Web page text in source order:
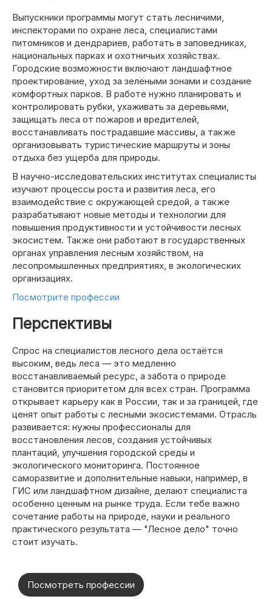
Выпускники программы могут стать лесничими,
инспекторами по охране леса, специалистами
питомников и дендрариев, работать в заповедниках,
национальных парках и охотничьих хозяйствах.
Городские возможности включают ландшафтное
проектирование, уход за зелёными зонами и создание
комфортных парков. В работе нужно планировать и
контролировать рубки, ухаживать за деревьями,
защищать леса от пожаров и вредителей,
восстанавливать пострадавшие массивы, а также
организовывать туристические маршруты и зоны
отдыха без ущерба для природы.
В научно-исследовательских институтах специалисты
изучают процессы роста и развития леса, его
взаимодействие с окружающей средой, а также
разрабатывают новые методы и технологии для
повышения продуктивности и устойчивости лесных
экосистем. Также они работают в государственных
органах управления лесным хозяйством, на
лесопромышленных предприятиях, в экологических
организациях.
Посмотрите профессии
Перспективы
Спрос на специалистов лесного дела остаётся
высоким, ведь леса — это медленно
восстанавливаемый ресурс, а забота о природе
становится приоритетом для всех стран. Программа
открывает карьеру как в России, так и за границей, где
ценят опыт работы с лесными экосистемами. Отрасль
развивается: нужны профессионалы для
восстановления лесов, создания устойчивых
плантаций, улучшения городской среды и
экологического мониторинга. Постоянное
саморазвитие и дополнительные навыки, например, в
ГИС или ландшафтном дизайне, делают специалиста
особенно ценным на рынке труда. Если тебе важно
сочетание работы на природе, науки и реального
практического результата — "Лесное дело" точно
стоит изучать.
Посмотреть профессии